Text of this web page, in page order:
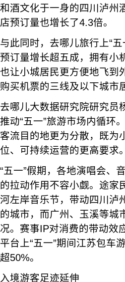
和酒文化于一身的四川泸州
店预订量也增长了4.3倍。
与此同时，去哪儿旅行上“
预订量增长超五成，拥有小
也让小城居民更方便地飞到
购买机票的三线及以下城市
去哪儿大数据研究院研究员
推动“五一”旅游市场内循环
客流目的地更为分散，既为
位、可持续运营的更高要求。
“五一”假期，各地演唱会、
的拉动作用不容小觑。途家
河左岸音乐节，带动四川泸
的城市，而广州、玉溪等城
况。赛事IP对消费的带动效
平台上“五一”期间江苏包车
超50%。
入境游客足迹延伸